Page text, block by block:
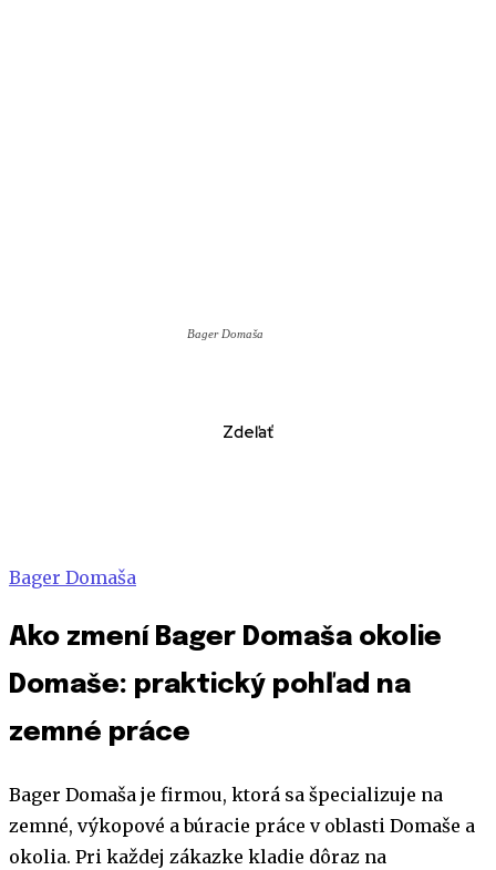
Bager Domaša
Zdeľať
Bager Domaša
Ako zmení Bager Domaša okolie
Domaše: praktický pohľad na
zemné práce
Bager Domaša je firmou, ktorá sa špecializuje na
zemné, výkopové a búracie práce v oblasti Domaše a
okolia. Pri každej zákazke kladie dôraz na